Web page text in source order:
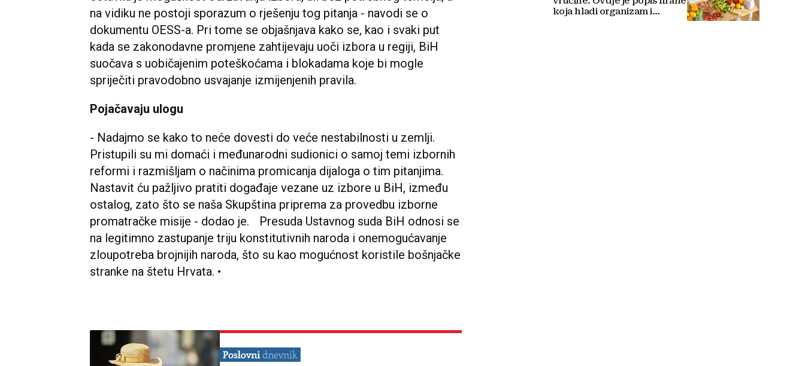
na vidiku ne postoji sporazum o rješenju tog pitanja - navodi se o
dokumentu OESS-a. Pri tome se objašnjava kako se, kao i svaki put
kada se zakonodavne promjene zahtijevaju uoči izbora u regiji, BiH
suočava s uobičajenim poteškoćama i blokadama koje bi mogle
spriječiti pravodobno usvajanje izmijenjenih pravila.
Pojačavaju ulogu
- Nadajmo se kako to neće dovesti do veće nestabilnosti u zemlji.
Pristupili su mi domaći i međunarodni sudionici o samoj temi izbornih
reformi i razmišljam o načinima promicanja dijaloga o tim pitanjima.
Nastavit ću pažljivo pratiti događaje vezane uz izbore u BiH, između
ostalog, zato što se naša Skupština priprema za provedbu izborne
promatračke misije - dodao je. Presuda Ustavnog suda BiH odnosi se
na legitimno zastupanje triju konstitutivnih naroda i onemogućavanje
zloupotreba brojnijih naroda, što su kao mogućnost koristile bošnjačke
stranke na štetu Hrvata. •
koja hladi organizam i